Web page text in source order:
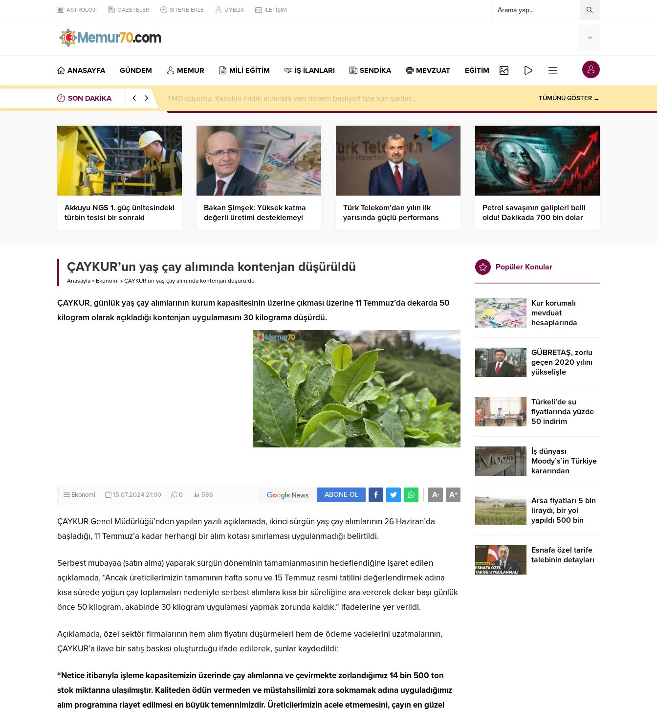
ASTROLOJİ GAZETELER SİTENE EKLE ÜYELİK İLETİŞİM
ANASAYFA GÜNDEM MEMUR MİLİ EĞİTİM İŞ İLANLARI SENDİKA MEVZUAT EĞİTİM
SON DAKİKA TMO duyurdu: Kabuklu fındık alımında yeni dönem başlıyor! İşte tüm şartlar… TÜMÜNÜ GÖSTER →
Akkuyu NGS 1. güç ünitesindeki
türbin tesisi bir sonraki
Bakan Şimşek: Yüksek katma
değerli üretimi desteklemeyi
Türk Telekom’dan yılın ilk
yarısında güçlü performans
Petrol savaşının galipleri belli
oldu! Dakikada 700 bin dolar
ÇAYKUR’un yaş çay alımında kontenjan düşürüldü
Anasayfa » Ekonomi » ÇAYKUR’un yaş çay alımında kontenjan düşürüldü
ÇAYKUR, günlük yaş çay alımlarının kurum kapasitesinin üzerine çıkması üzerine 11 Temmuz’da dekarda 50
kilogram olarak açıkladığı kontenjan uygulamasını 30 kilograma düşürdü.
Ekonomi 15.07.2024 21:00 0 586 A+
A-
ABONE OL
ÇAYKUR Genel Müdürlüğü’nden yapılan yazılı açıklamada, ikinci sürgün yaş çay alımlarının 26 Haziran’da
başladığı, 11 Temmuz’a kadar herhangi bir alım kotası sınırlaması uygulanmadığı belirtildi.
Serbest mubayaa (satın alma) yaparak sürgün döneminin tamamlanmasının hedeflendiğine işaret edilen
açıklamada, “Ancak üreticilerimizin tamamının hafta sonu ve 15 Temmuz resmi tatilini değerlendirmek adına
kısa sürede yoğun çay toplamaları nedeniyle serbest alımlara kısa bir süreliğine ara vererek dekar başı günlük
önce 50 kilogram, akabinde 30 kilogram uygulaması yapmak zorunda kaldık.” ifadelerine yer verildi.
Açıklamada, özel sektör firmalarının hem alım fiyatını düşürmeleri hem de ödeme vadelerini uzatmalarının,
ÇAYKUR’a ilave bir satış baskısı oluşturduğu ifade edilerek, şunlar kaydedildi:
“Netice itibarıyla işleme kapasitemizin üzerinde çay alımlarına ve çevirmekte zorlandığımız 14 bin 500 ton
stok miktarına ulaşılmıştır. Kaliteden ödün vermeden ve müstahsilimizi zora sokmamak adına uyguladığımız
alım programına riayet edilmesi en büyük temennimizdir. Üreticilerimizin acele etmemesini, çayın en güzel
Popüler Konular
Kur korumalı
mevduat
hesaplarında
GÜBRETAŞ, zorlu
geçen 2020 yılını
yükselişle
Türkeli’de su
fiyatlarında yüzde
50 indirim
İş dünyası
Moody’s’in Türkiye
kararından
Arsa fiyatları 5 bin
liraydı, bir yol
yapıldı 500 bin
Esnafa özel tarife
talebinin detayları